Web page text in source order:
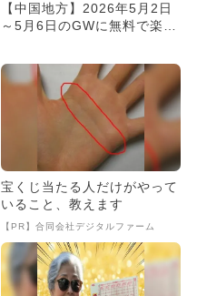
【中国地方】2026年5月2日
～5月6日のGWに無料で楽し
宝くじ当たる人だけがやって
いること、教えます
【PR】合同会社デジタルファーム